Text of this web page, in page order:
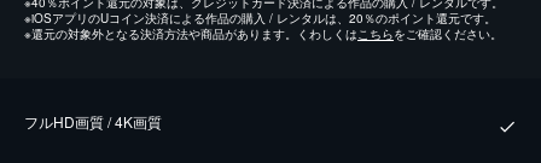
※iOSアプリのUコイン決済による作品の購入 / レンタルは、20％のポイント還元です。
※還元の対象外となる決済方法や商品があります。くわしくはこちらをご確認ください。
フルHD画質 / 4K画質